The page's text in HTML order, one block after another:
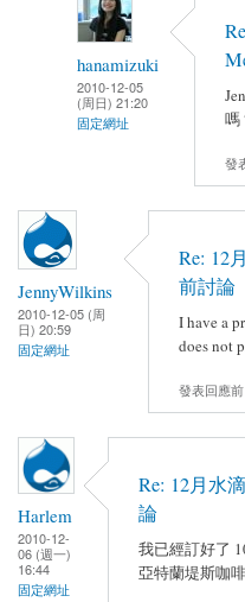
hanamizuki
2010-12-05
(周日) 21:20
固定網址
嗎
發
JennyWilkins
2010-12-05 (周
日) 20:59
固定網址
Re: 12
前討論
I have a
does not
發表回應
Harlem
2010-12-
06 (週一)
16:44
固定網址
Re: 12月水
論
我已經訂好了
亞特蘭堤斯咖